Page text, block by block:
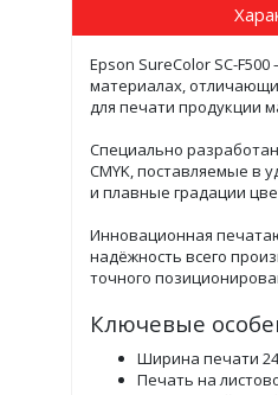
Epson SureColor SC-
материалах,
для печати продукции
Специально
CMYK, поставляемые в
и плавные градации
Инновационная
надёжность всего
точного
Ключевые
Ширина печати
Печать на